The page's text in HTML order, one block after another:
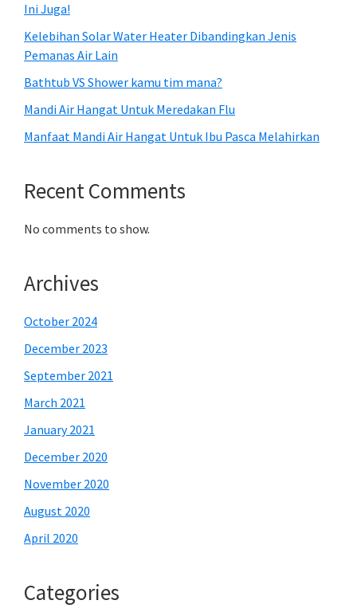
Ini Juga!
Kelebihan Solar Water Heater Dibandingkan Jenis
Pemanas Air Lain
Bathtub VS Shower kamu tim mana?
Mandi Air Hangat Untuk Meredakan Flu
Manfaat Mandi Air Hangat Untuk Ibu Pasca Melahirkan
Recent Comments
No comments to show.
Archives
October 2024
December 2023
September 2021
March 2021
January 2021
December 2020
November 2020
August 2020
April 2020
Categories